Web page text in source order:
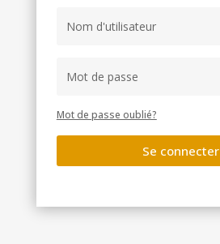
Mot de passe oublié?
Se connecter